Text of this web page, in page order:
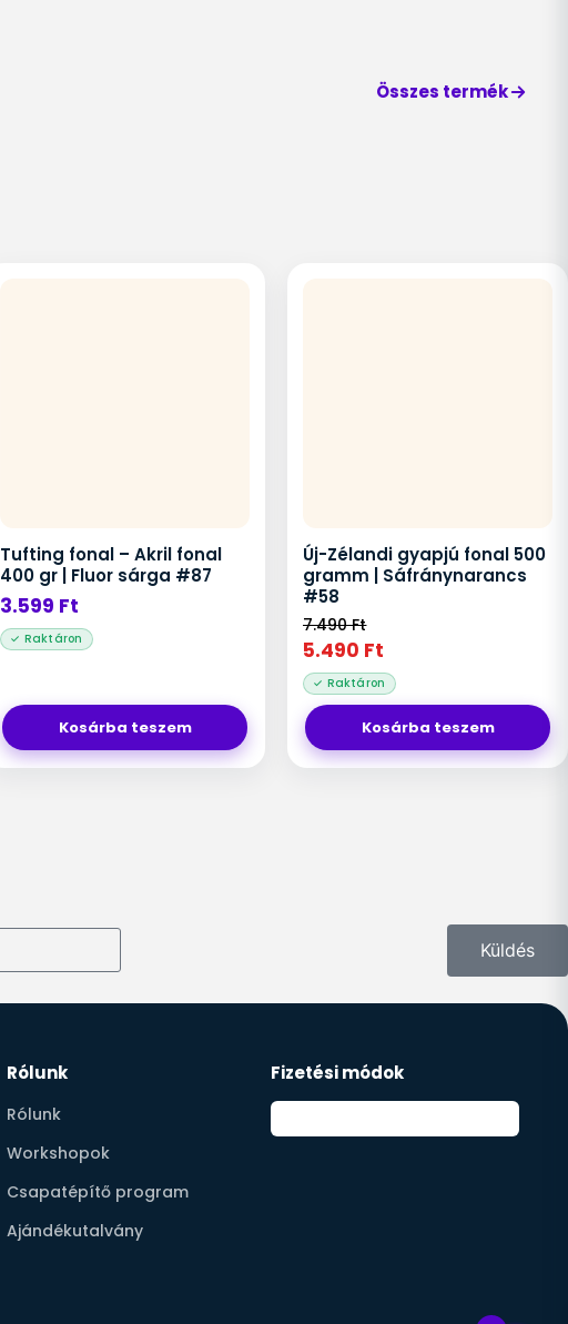
Összes termék
Tufting fonal – Akril fonal
400 gr | Fluor sárga #87
3.599 Ft
Kosárba teszem
Új-Zélandi gyapjú fonal 500
gramm | Sáfránynarancs
#58
7.490Ft
5.490 Ft
Kosárba teszem
Küldés
Rólunk
Rólunk
Workshopok
Csapatépítő program
Ajándékutalvány
Fizetési módok